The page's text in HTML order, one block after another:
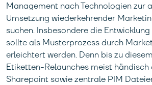
Management nach Technologien zur
Umsetzung wiederkehrender
suchen. Insbesondere die
sollte als Musterprozess durch
erleichtert werden. Denn bis zu
Etiketten-Relaunches meist händisch
Sharepoint sowie zentrale PIM